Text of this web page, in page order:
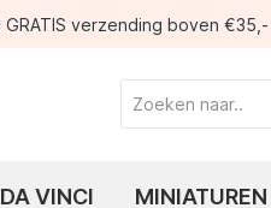
GRATIS verzending boven €35,-
DA VINCI MINIATUREN